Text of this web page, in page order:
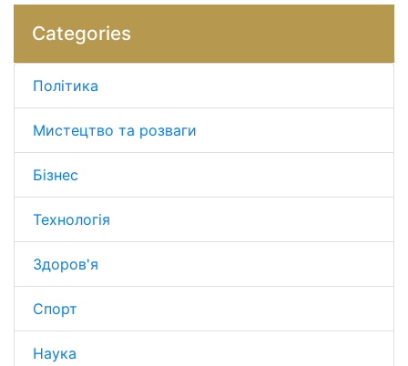
Categories
Політика
Мистецтво та розваги
Бізнес
Технологія
Здоров'я
Спорт
Наука